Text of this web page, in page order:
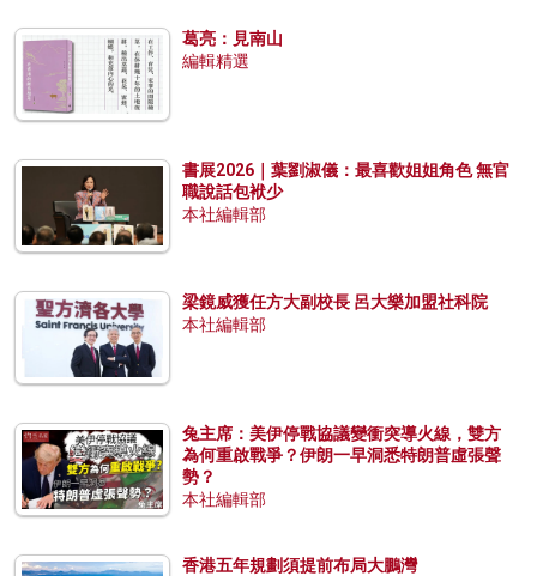
葛亮：見南山
編輯精選
書展2026｜葉劉淑儀：最喜歡姐姐角色 無官
職說話包袱少
本社編輯部
梁鏡威獲任方大副校長 呂大樂加盟社科院
本社編輯部
兔主席：美伊停戰協議變衝突導火線，雙方
為何重啟戰爭？伊朗一早洞悉特朗普虛張聲
勢？
本社編輯部
香港五年規劃須提前布局大鵬灣